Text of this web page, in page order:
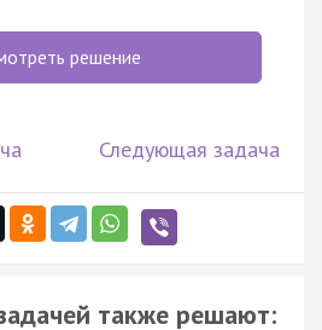
решение
Следующая задача
также решают: